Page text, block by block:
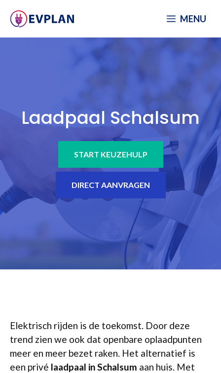
naar
MENU
Laadpaal Schalsum
START KEUZEHULP
DIRECT AANVRAGEN
Elektrisch rijden is de toekomst. Door deze
trend zien we ook dat openbare oplaadpunten
meer en meer bezet raken. Het alternatief is
een privé laadpaal in Schalsum aan huis. Met